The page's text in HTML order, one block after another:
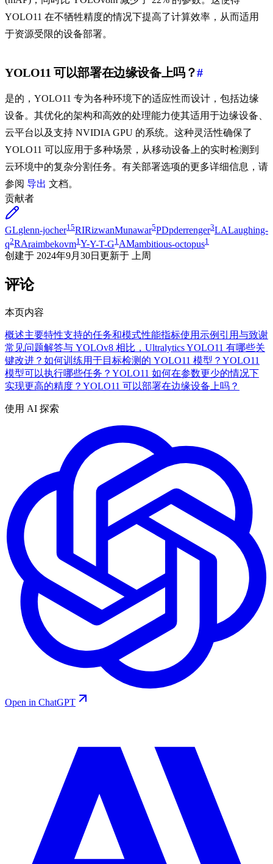
YOLO11 在不牺牲精度的情况下提高了计算效率，从而适用
于资源受限的设备部署。
YOLO11 可以部署在边缘设备上吗？#
是的，YOLO11 专为各种环境下的适应性而设计，包括边缘
设备。其优化的架构和高效的处理能力使其适用于边缘设备、
云平台以及支持 NVIDIA GPU 的系统。这种灵活性确保了
YOLO11 可以应用于多种场景，从移动设备上的实时检测到
云环境中的复杂分割任务。有关部署选项的更多详细信息，请
参阅 导出 文档。
贡献者
GLglenn-jocher15RIRizwanMunawar5PDpderrenger3LALaughing-
q2RAraimbekovm1 Y-Y-T-G1 AMambitious-octopus1
创建于 2024年9月30日 更新于 上周
评论
本页内容
概述主要特性支持的任务和模式性能指标使用示例 引用与致谢
常见问题解答与 YOLOv8 相比，Ultralytics YOLO11 有哪些关
键改进？ 如何训练用于目标检测的 YOLO11 模型？ YOLO11
模型可以执行哪些任务？ YOLO11 如何在参数更少的情况下
实现更高的精度？ YOLO11 可以部署在边缘设备上吗？
使用 AI 探索
Open in ChatGPT